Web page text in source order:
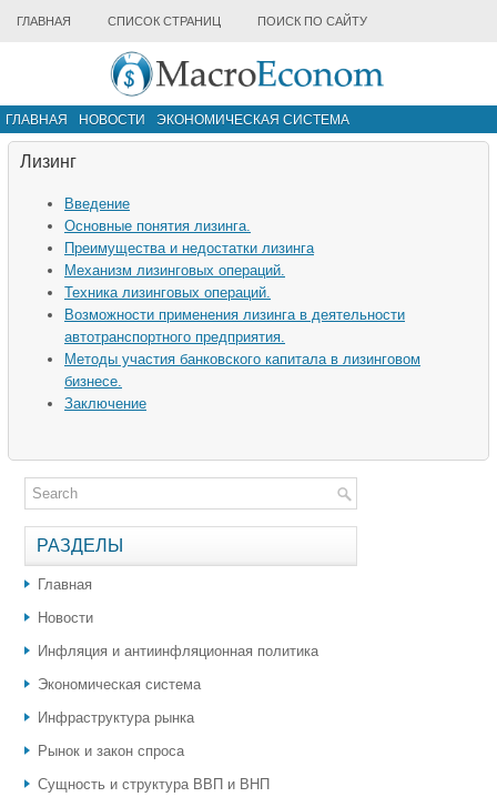
ГЛАВНАЯ СПИСОК СТРАНИЦ ПОИСК ПО САЙТУ
ГЛАВНАЯ НОВОСТИ
ЭКОНОМИЧЕСКАЯ СИСТЕМА
ИНФРАСТРУКТУРА РЫНКА
Лизинг
Введение
Основные понятия лизинга.
Преимущества и недостатки лизинга
Механизм лизинговых операций.
Техника лизинговых операций.
Возможности применения лизинга в деятельности
автотранспортного предприятия.
Методы участия банковского капитала в лизинговом
бизнесе.
Заключение
РАЗДЕЛЫ
Главная
Новости
Инфляция и антиинфляционная политика
Экономическая система
Инфраструктура рынка
Рынок и закон спроса
Сущность и структура ВВП и ВНП